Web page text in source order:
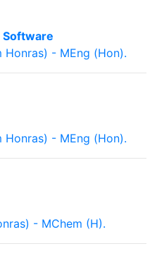
Software
Honras) - MEng (Hon).
Honras) - MEng (Hon).
- MChem (H).